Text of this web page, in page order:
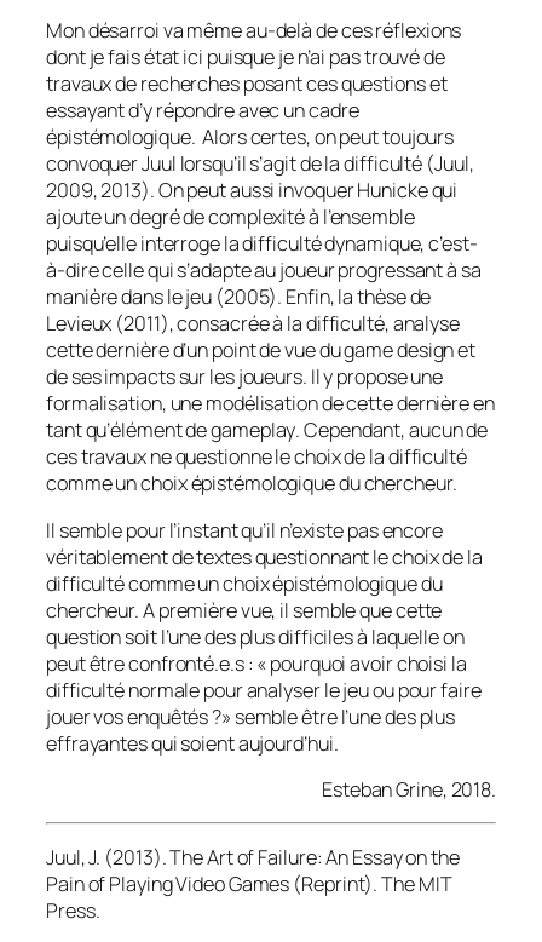
Mon désarroi va même au-delà de ces réflexions
dont je fais état ici puisque je n’ai pas trouvé de
travaux de recherches posant ces questions et
essayant d’y répondre avec un cadre
épistémologique. Alors certes, on peut toujours
convoquer Juul lorsqu’il s’agit de la difficulté (Juul,
2009, 2013). On peut aussi invoquer Hunicke qui
ajoute un degré de complexité à l’ensemble
puisqu’elle interroge la difficulté dynamique, c’est-
à-dire celle qui s’adapte au joueur progressant à sa
manière dans le jeu (2005). Enfin, la thèse de
Levieux (2011), consacrée à la difficulté, analyse
cette dernière d’un point de vue dugame designet
de ses impacts sur les joueurs. Il y propose une
formalisation, une modélisation de cette dernière en
tant qu’élément degameplay. Cependant, aucun de
ces travaux ne questionne le choix de la difficulté
comme un choix épistémologique du chercheur.
Il semble pour l’instant qu’il n’existe pas encore
véritablement de textes questionnant le choix de la
difficulté comme un choix épistémologique du
chercheur. A première vue, il semble que cette
question soit l’une des plus difficiles à laquelle on
peut être confronté.e.s : « pourquoi avoir choisi la
difficulté normale pour analyser le jeu ou pour faire
jouer vos enquêtés ?» semble être l’une des plus
effrayantes qui soient aujourd’hui.
Esteban Grine, 2018.
Juul, J. (2013).The Art of Failure: An Essay on the
Pain of Playing Video Games (Reprint). The MIT
Press.